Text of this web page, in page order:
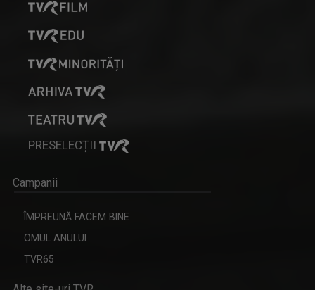
PRESELECȚII
Campanii
ÎMPREUNĂ FACEM BINE
OMUL ANULUI
TVR65